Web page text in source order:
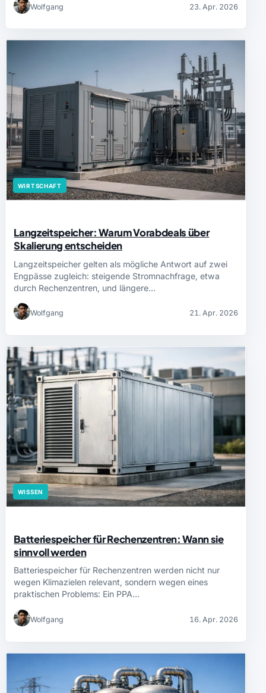
Wolfgang 23. Apr. 2026
WIRTSCHAFT
Langzeitspeicher: Warum Vorabdeals über
Skalierung entscheiden
Langzeitspeicher gelten als mögliche Antwort auf zwei
Engpässe zugleich: steigende Stromnachfrage, etwa
durch Rechenzentren, und längere…
Wolfgang 21. Apr. 2026
WISSEN
Batteriespeicher für Rechenzentren: Wann sie
sinnvoll werden
Batteriespeicher für Rechenzentren werden nicht nur
wegen Klimazielen relevant, sondern wegen eines
praktischen Problems: Ein PPA…
Wolfgang 16. Apr. 2026